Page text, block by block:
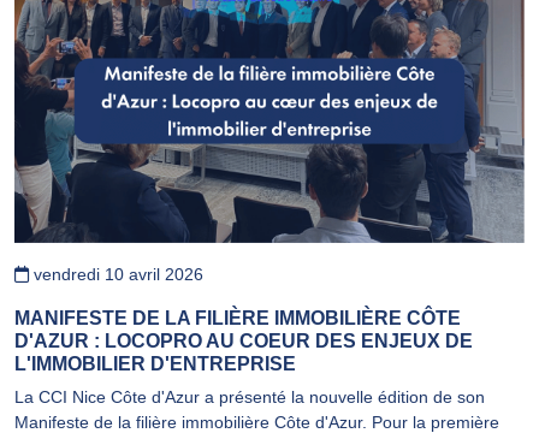
vendredi 10 avril 2026
MANIFESTE DE LA FILIÈRE IMMOBILIÈRE CÔTE
D'AZUR : LOCOPRO AU COEUR DES ENJEUX DE
L'IMMOBILIER D'ENTREPRISE
La CCI Nice Côte d'Azur a présenté la nouvelle édition de son
Manifeste de la filière immobilière Côte d'Azur. Pour la première